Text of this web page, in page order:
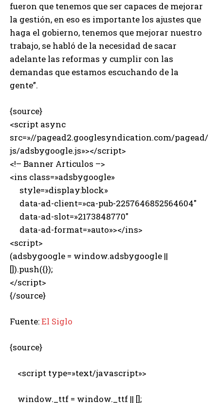
fueron que tenemos que ser capaces de mejorar
la gestión, en eso es importante los ajustes que
haga el gobierno, tenemos que mejorar nuestro
trabajo, se habló de la necesidad de sacar
adelante las reformas y cumplir con las
demandas que estamos escuchando de la
gente”.
{source}
<script async
src=»//pagead2.googlesyndication.com/pagead/
js/adsbygoogle.js»></script>
<!– Banner Articulos –>
<ins class=»adsbygoogle»
style=»display:block»
data-ad-client=»ca-pub-2257646852564604″
data-ad-slot=»2173848770″
data-ad-format=»auto»></ins>
<script>
(adsbygoogle = window.adsbygoogle ||
[]).push({});
</script>
{/source}
Fuente:El Siglo
{source}
<script type=»text/javascript»>
window._ttf = window._ttf || [];